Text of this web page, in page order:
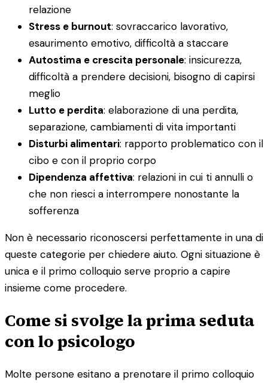
relazione
Stress e burnout: sovraccarico lavorativo,
esaurimento emotivo, difficoltà a staccare
Autostima e crescita personale: insicurezza,
difficoltà a prendere decisioni, bisogno di capirsi
meglio
Lutto e perdita: elaborazione di una perdita,
separazione, cambiamenti di vita importanti
Disturbi alimentari: rapporto problematico con il
cibo e con il proprio corpo
Dipendenza affettiva: relazioni in cui ti annulli o
che non riesci a interrompere nonostante la
sofferenza
Non è necessario riconoscersi perfettamente in una di
queste categorie per chiedere aiuto. Ogni situazione è
unica e il primo colloquio serve proprio a capire
insieme come procedere.
Come si svolge la prima seduta
con lo psicologo
Molte persone esitano a prenotare il primo colloquio